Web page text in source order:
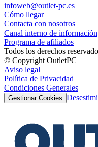
infoweb@outlet-pc.es
Cómo llegar
Contacta con nosotros
Canal interno de información
Programa de afiliados
Todos los derechos
© Copyright OutletPC
Aviso legal
Política de Privacidad
Condiciones Generales
Gestionar Cookies